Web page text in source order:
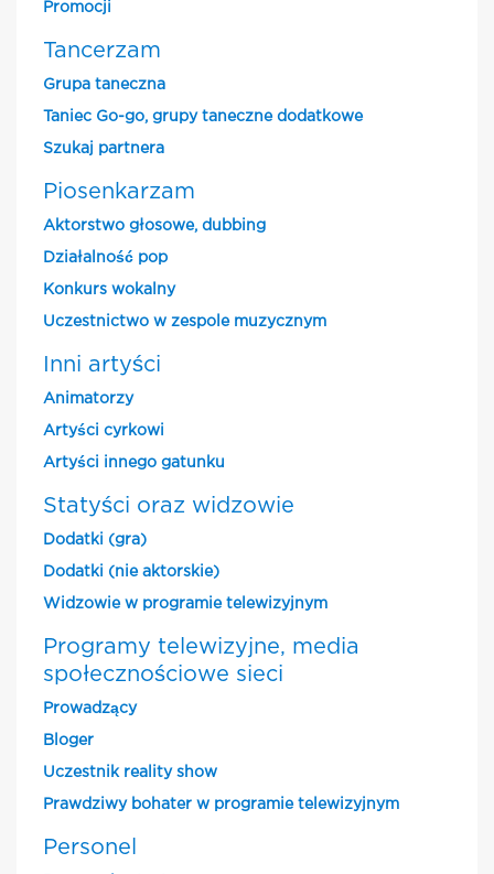
Promocji
Tancerzam
Grupa taneczna
Taniec Go-go, grupy taneczne dodatkowe
Szukaj partnera
Piosenkarzam
Aktorstwo głosowe, dubbing
Działalność pop
Konkurs wokalny
Uczestnictwo w zespole muzycznym
Inni artyści
Animatorzy
Artyści cyrkowi
Artyści innego gatunku
Statyści oraz widzowie
Dodatki (gra)
Dodatki (nie aktorskie)
Widzowie w programie telewizyjnym
Programy telewizyjne, media
społecznościowe sieci
Prowadzący
Bloger
Uczestnik reality show
Prawdziwy bohater w programie telewizyjnym
Personel